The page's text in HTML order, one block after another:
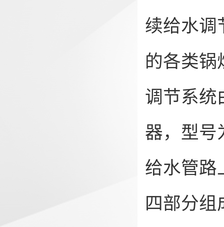
续给水
的各类锅
调节系统
器，型号
给水管路
四部分组